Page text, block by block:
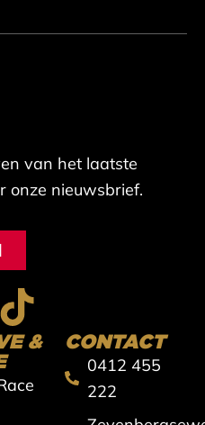
van het laatste
onze nieuwsbrief.
T
i
k
t
&
CONTACT
0412 455
222